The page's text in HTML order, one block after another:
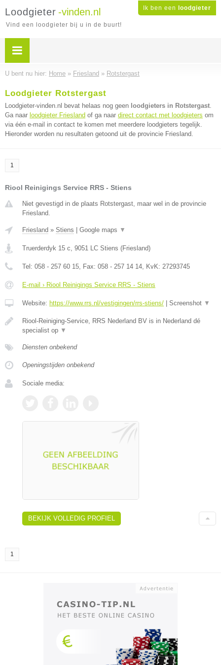
Ik ben een loodgieter
Loodgieter -vinden.nl
Vind een loodgieter bij u in de buurt!
U bent nu hier: Home » Friesland » Rotstergast
Loodgieter Rotstergast
Loodgieter-vinden.nl bevat helaas nog geen loodgieters in Rotstergast.
Ga naar loodgieter Friesland of ga naar direct contact met loodgieters om
via één e-mail in contact te komen met meerdere loodgieters tegelijk.
Hieronder worden nu resultaten getoond uit de provincie Friesland.
1
Riool Reinigings Service RRS - Stiens
Niet gevestigd in de plaats Rotstergast, maar wel in de provincie
Friesland.
Friesland » Stiens Google maps ▼
Truerderdyk 15 c, 9051 LC Stiens (Friesland)
Tel: 058 - 257 60 15, Fax: 058 - 257 14 14, KvK: 27293745
E-mail › Riool Reinigings Service RRS - Stiens
Website: https://www.rrs.nl/vestigingen/rrs-stiens/ Screenshot ▼
Riool-Reiniging-Service, RRS Nederland BV is in Nederland dé
specialist op ▼
Diensten onbekend
Openingstijden onbekend
Sociale media:
BEKIJK VOLLEDIG PROFIEL
1